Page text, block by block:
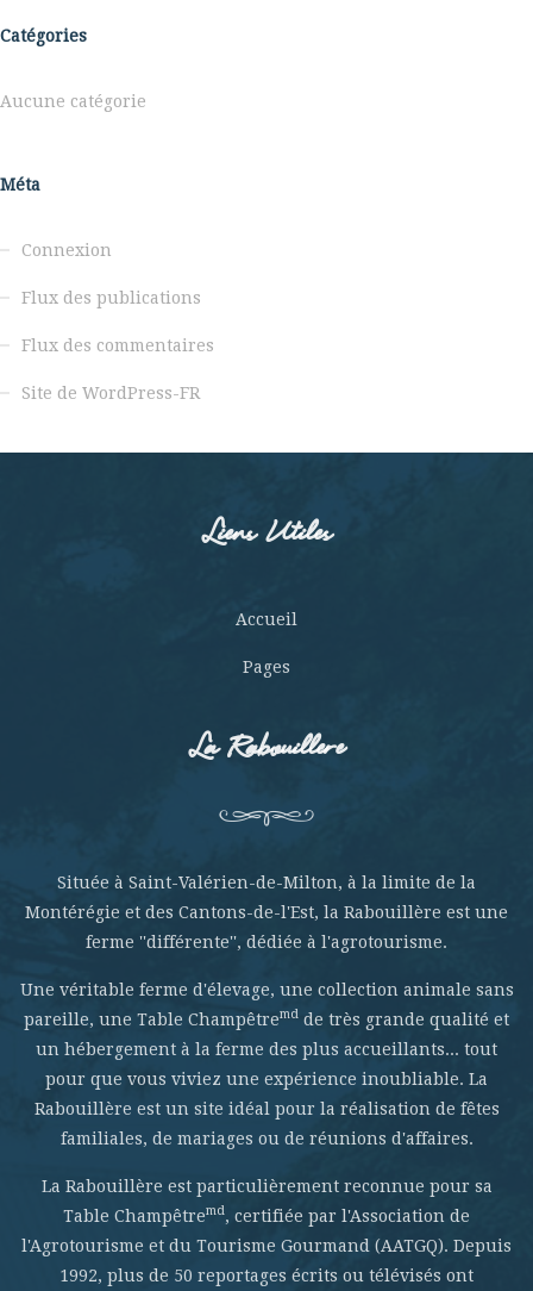
Catégories
Aucune catégorie
Méta
Connexion
Flux des publications
Flux des commentaires
Site de WordPress-FR
Liens Utiles
Accueil
Pages
La Rabouillere
Située à Saint-Valérien-de-Milton, à la limite de la
Montérégie et des Cantons-de-l'Est, la Rabouillère est une
ferme ''différente'', dédiée à l'agrotourisme.
Une véritable ferme d'élevage, une collection animale sans
pareille, une Table Champêtremd de très grande qualité et
un hébergement à la ferme des plus accueillants... tout
pour que vous viviez une expérience inoubliable. La
Rabouillère est un site idéal pour la réalisation de fêtes
familiales, de mariages ou de réunions d'affaires.
La Rabouillère est particulièrement reconnue pour sa
Table Champêtremd, certifiée par l'Association de
l'Agrotourisme et du Tourisme Gourmand (AATGQ). Depuis
1992, plus de 50 reportages écrits ou télévisés ont